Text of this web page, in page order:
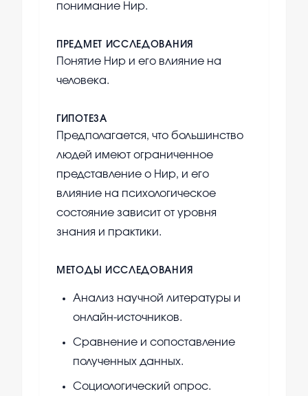
понимание Нир.
ПРЕДМЕТ ИССЛЕДОВАНИЯ
Понятие Нир и его влияние на
человека.
ГИПОТЕЗА
Предполагается, что большинство
людей имеют ограниченное
представление о Нир, и его
влияние на психологическое
состояние зависит от уровня
знания и практики.
МЕТОДЫ ИССЛЕДОВАНИЯ
Анализ научной литературы и
онлайн-источников.
Сравнение и сопоставление
полученных данных.
Социологический опрос.